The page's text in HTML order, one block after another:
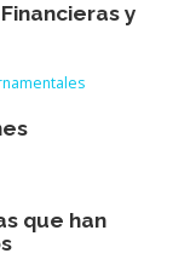
y
que han